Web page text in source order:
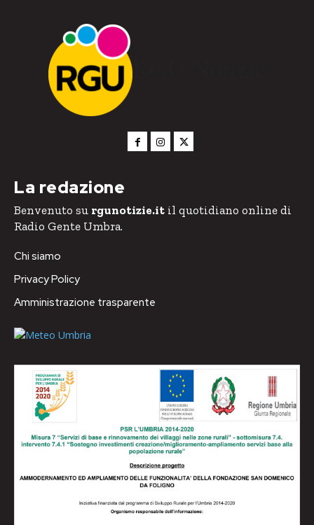
RGU Notizie
La redazione
Benvenuto su rgunotizie.it il quotidiano online di
Radio Gente Umbra.
Chi siamo
Privacy Policy
Amministrazione trasparente